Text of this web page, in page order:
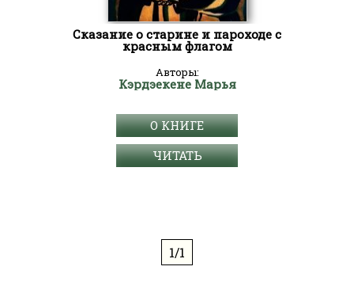
Сказание о старине и пароходе с
красным флагом
Авторы:
Кэрдэекене Марья
О КНИГЕ
ЧИТАТЬ
1/1